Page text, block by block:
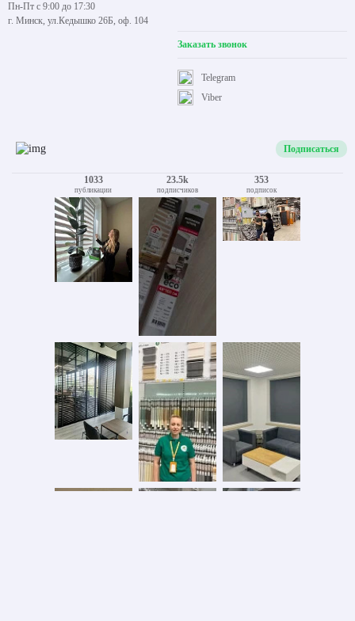
Пн-Пт с 9:00 до 17:30
г. Минск, ул.Кедышко 26Б, оф. 104
Заказать звонок
Viber
Telegram
Подписаться
1033
публикации
23.5k
подписчиков
353
подписок